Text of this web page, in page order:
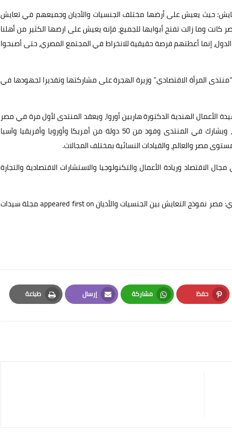
حيث يعيش على أرضها مختلف الجنسيات والأديان وجميعهم في تعايش
وما زالت تفتح أبوابها للجميع، فإنه يعيش على ارضها الكثير من أهلنا
إنما أعطتهم فرصة حقيقية للانخراط في المجتمع المصري، حتى أصبحوا
المرأة الاقتصادي” وزيرة الهجرة على مشاركتها وتقديرا لجهودها في
الأعمال الهندية الدكتورة هاربين أوروا، ويعقد المنتدى لأول مرة في مصر
كأول دولة ينظم فيها الحدث العالمي السنوى خارج الهند، ويشارك في المنتدى وفود من 50 دولة من أمريكا وأوروبا وأفريقيا وآسيا
مصر والعالم، والقيادات النسائية بمختلف المجالات.
الاقتصاد وريادة الأعمال والتكنولوجيا والاستشارات الاقتصادية والتجارة
مصر نموذج التعايش بين الجنسيات والأديان
مجلة سيدات
حفظ
Pinterest
مشاركة
Whatsapp
إرسال
Email
طباعة
Print